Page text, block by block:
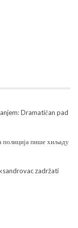
Dramatičan pad
полиција пише хиљаду
zadržati